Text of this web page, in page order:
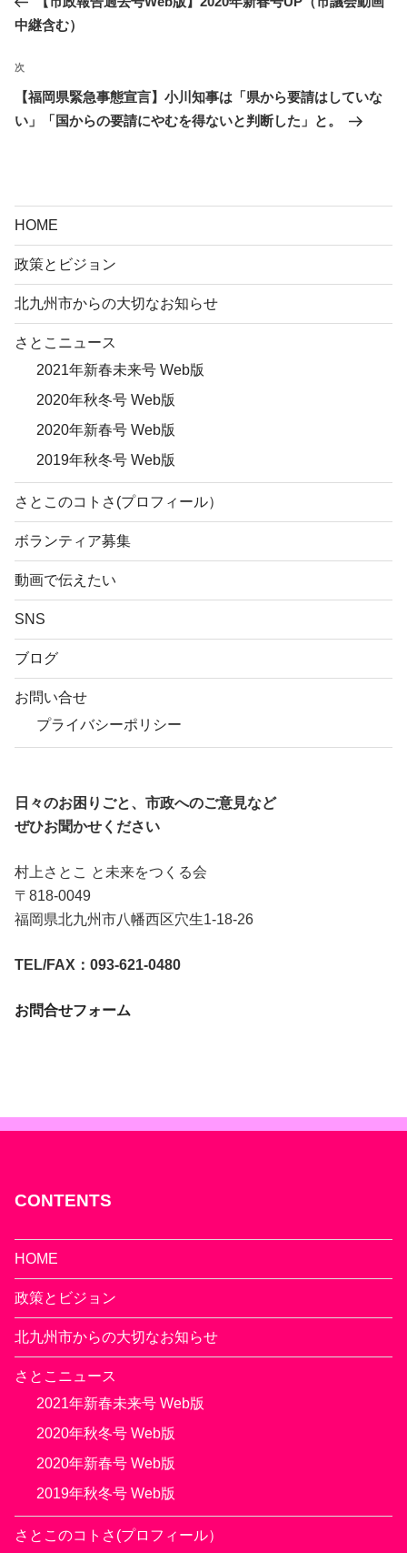
ナ
ビ
ゲ
ー
シ
投
中継含む）
次
の
投
次
【福岡県緊急事態宣言】小川知事は「県から要請はしていな
い」「国からの要請にやむを得ないと判断した」と。
HOME
政策とビジョン
北九州市からの大切なお知らせ
さとこニュース
2021年新春未来号 Web版
2020年秋冬号 Web版
2020年新春号 Web版
2019年秋冬号 Web版
さとこのコトさ(プロフィール）
ボランティア募集
動画で伝えたい
SNS
ブログ
お問い合せ
プライバシーポリシー
日々のお困りごと、市政へのご意見など
ぜひお聞かせください
村上さとこ と未来をつくる会
〒818-0049
福岡県北九州市八幡西区穴生1-18-26
TEL/FAX：093-621-0480
お問合せフォーム
CONTENTS
HOME
政策とビジョン
北九州市からの大切なお知らせ
さとこニュース
2021年新春未来号 Web版
2020年秋冬号 Web版
2020年新春号 Web版
2019年秋冬号 Web版
さとこのコトさ(プロフィール）